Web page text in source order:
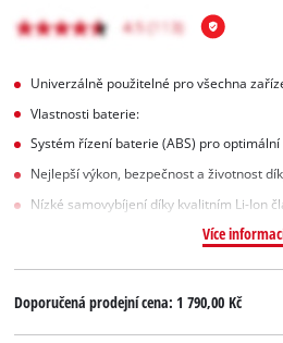
Univerzálně použitelné pro všechna
Vlastnosti baterie:
Systém řízení baterie (ABS) pro
Nejlepší výkon, bezpečnost a životnost
Nízké samovybíjení díky kvalitním Li-Ion
Více
Doporučená prodejní cena:1 790,00 Kč